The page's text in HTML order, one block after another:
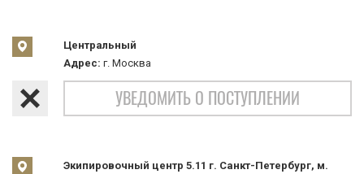
Центральный
Адрес: г. Москва
УВЕДОМИТЬ О ПОСТУПЛЕНИИ
Экипировочный центр 5.11 г. Санкт-Петербург, м.